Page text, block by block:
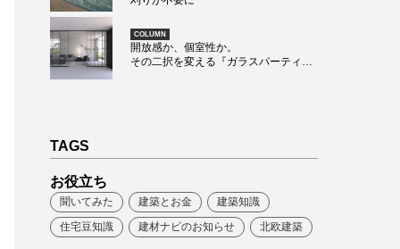
COLUMN
開放感か、個室性か。
その二択を変える『ガラスパーティシ
TAGS
お役立ち
聞いてみた 建築とお金
建築知識
住宅豆知識
建材ナビのお知らせ 北欧建築